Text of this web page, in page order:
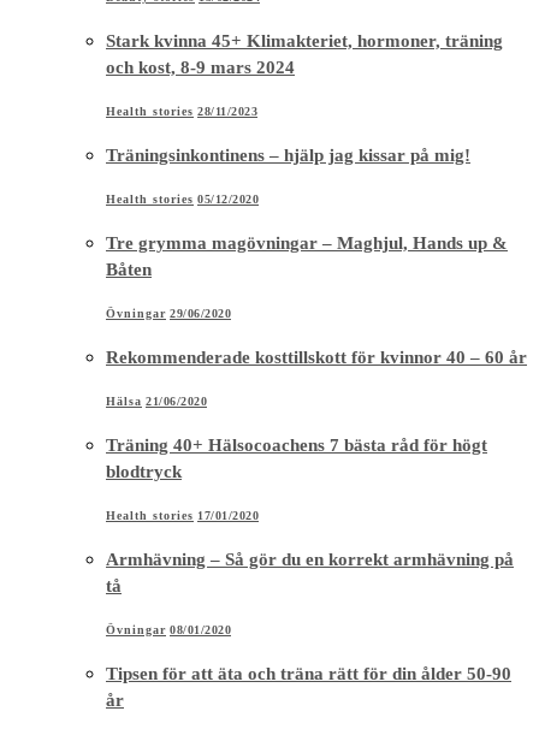
Stark kvinna 45+ Klimakteriet, hormoner, träning
och kost, 8-9 mars 2024
Health stories 28/11/2023
Träningsinkontinens – hjälp jag kissar på mig!
Health stories 05/12/2020
Tre grymma magövningar – Maghjul, Hands up &
Båten
Övningar 29/06/2020
Rekommenderade kosttillskott för kvinnor 40 – 60 år
Hälsa 21/06/2020
Träning 40+ Hälsocoachens 7 bästa råd för högt
blodtryck
Health stories 17/01/2020
Armhävning – Så gör du en korrekt armhävning på
tå
Övningar 08/01/2020
Tipsen för att äta och träna rätt för din ålder 50-90
år